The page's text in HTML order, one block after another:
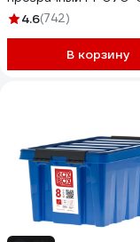
4.6(742)
В корзину